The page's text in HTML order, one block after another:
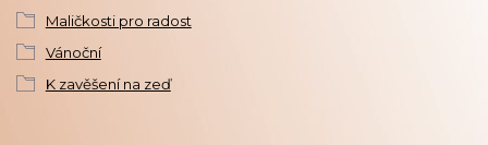
Maličkosti pro radost
Vánoční
K zavěšení na zeď